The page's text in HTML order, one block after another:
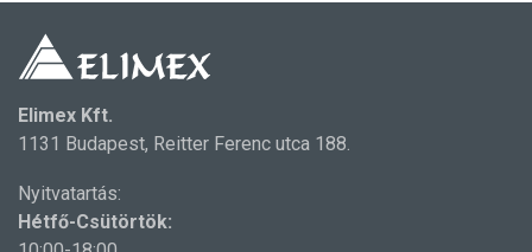
Elimex Kft.
1131 Budapest, Reitter Ferenc utca 188.
Nyitvatartás:
Hétfő-Csütörtök: